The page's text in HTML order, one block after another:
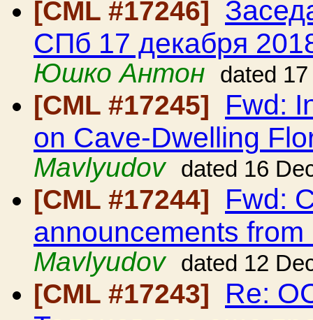
[CML #17246]
СПб 17 декабря
Юшко Антон
dated
[CML #17245] Fwd:
on Cave-Dwelling
Mavlyudov
dated 16
[CML #17244] Fwd:
announcements from
Mavlyudov
dated 12
[CML #17243] Re: